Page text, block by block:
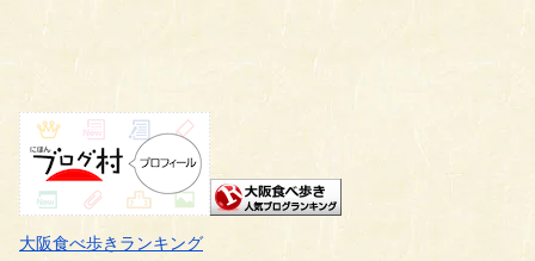
大阪食べ歩きランキング